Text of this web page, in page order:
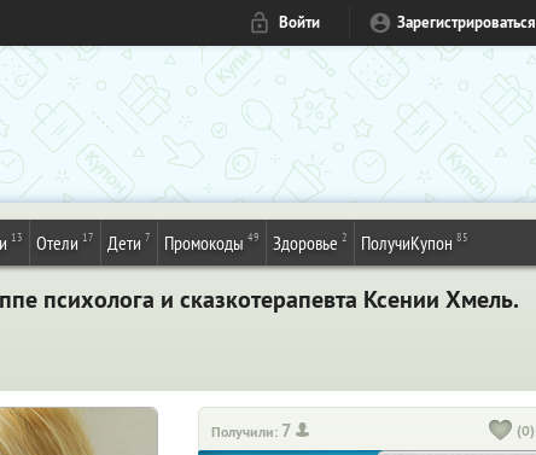
Войти Зарегистрироваться
13 Отели 17 Дети 7 Промокоды 49 Здоровье 2 ПолучиКупон 85
психолога и сказкотерапевта Ксении Хмель.
Получили: 7 (0)